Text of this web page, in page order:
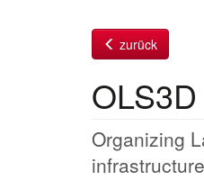
zurück
OLS3D
Organizing